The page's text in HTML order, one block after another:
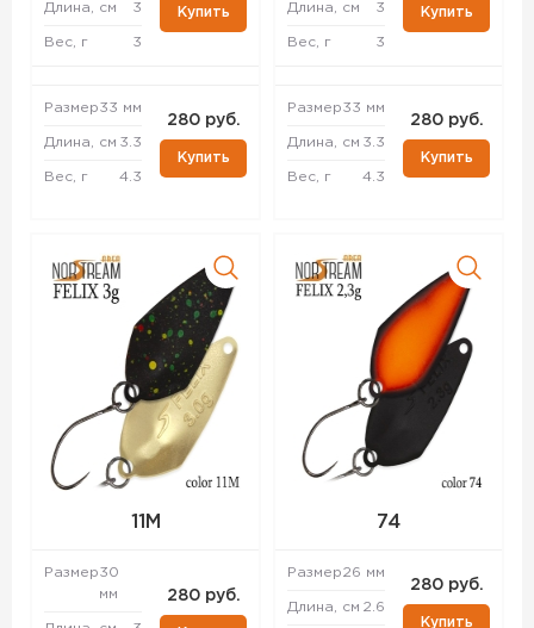
Длина, см 3
Вес, г 3
Купить
Размер33 мм
Длина, см 3.3
Вес, г 4.3
280 руб.
Купить
Длина, см 3
Вес, г 3
Купить
Размер33 мм
Длина, см 3.3
Вес, г 4.3
280 руб.
Купить
11M
Размер30
мм
280 руб.
74
Размер26 мм
Длина, см 2.6
280 руб.
Купить